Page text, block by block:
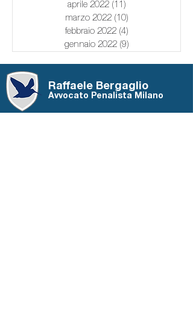
aprile 2022 (11)
marzo 2022 (10)
febbraio 2022 (4)
gennaio 2022 (9)
Raffaele Bergaglio
Avvocato Penalista Milano